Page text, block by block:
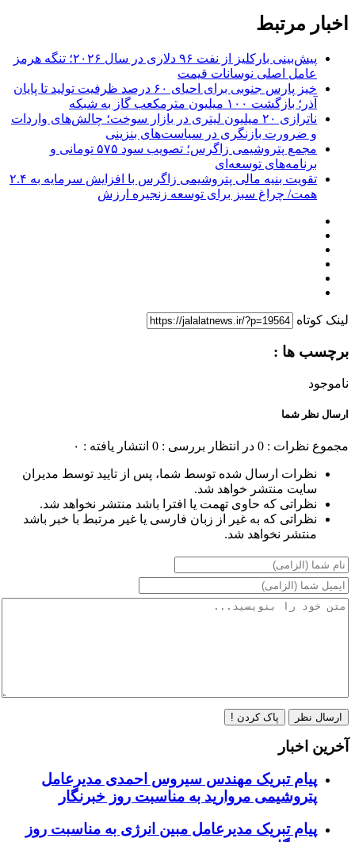
اخبار مرتبط
پیش‌بینی بارکلیز از نفت ۹۶ دلاری در سال ۲۰۲۶؛ تنگه هرمز
عامل اصلی نوسانات قیمت
خیز پارس جنوبی برای احیای ۶۰ درصد ظرفیت تولید تا پایان
آذر؛ بازگشت ۱۰۰ میلیون مترمکعب گاز به شبکه
ناترازی ۲۰ میلیون لیتری در بازار سوخت؛ چالش‌های واردات
و ضرورت بازنگری در سیاست‌های بنزینی
مجمع پتروشیمی زاگرس؛ تصویب سود ۵۷۵ تومانی و
برنامه‌های توسعه‌ای
تقویت بنیه مالی پتروشیمی زاگرس با افزایش سرمایه به ۲.۴
همت/ چراغ سبز برای توسعه زنجیره ارزش
لینک کوتاه
برچسب ها :
ناموجود
ارسال نظر شما
مجموع نظرات : 0 در انتظار بررسی : 0 انتشار یافته : ۰
نظرات ارسال شده توسط شما، پس از تایید توسط مدیران
سایت منتشر خواهد شد.
نظراتی که حاوی تهمت یا افترا باشد منتشر نخواهد شد.
نظراتی که به غیر از زبان فارسی یا غیر مرتبط با خبر باشد
منتشر نخواهد شد.
ارسال نظر پاک کردن !
آخرین اخبار
پیام تبریک مهندس سیروس احمدی مدیرعامل
پتروشیمی مروارید به مناسبت روز خبرنگار
پیام تبریک مدیرعامل مبین انرژی به مناسبت روز